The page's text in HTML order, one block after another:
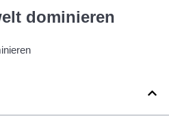
dominieren